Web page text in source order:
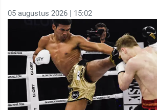
05 augustus 2026 | 15:02